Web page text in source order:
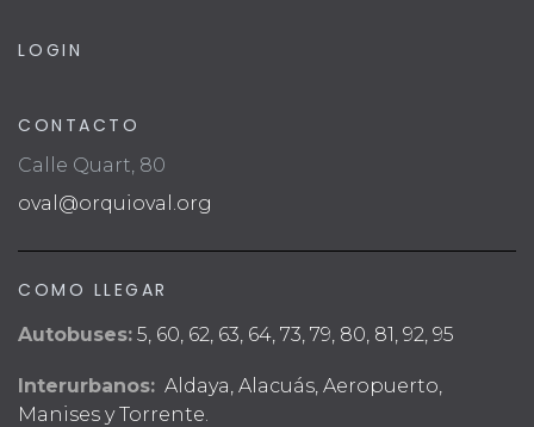
LOGIN
CONTACTO
Calle Quart, 80
oval@orquioval.org
COMO LLEGAR
Autobuses: 5, 60, 62, 63, 64, 73, 79, 80, 81, 92, 95
Interurbanos: Aldaya, Alacuás, Aeropuerto,
Manises y Torrente.